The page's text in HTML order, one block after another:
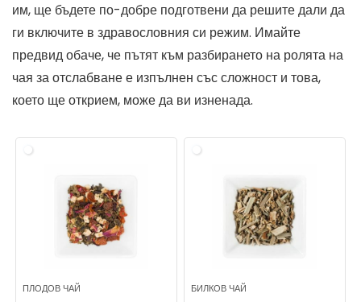
им, ще бъдете по-добре подготвени да решите дали да
ги включите в здравословния си режим. Имайте
предвид обаче, че пътят към разбирането на ролята на
чая за отслабване е изпълнен със сложност и това,
което ще открием, може да ви изненада.
ПЛОДОВ ЧАЙ БИЛКОВ ЧАЙ